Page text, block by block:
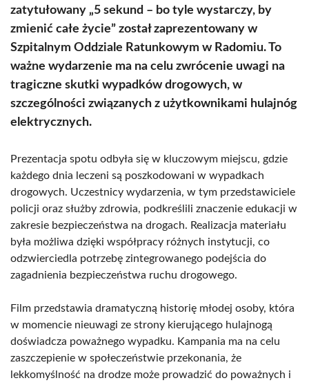
zatytułowany „5 sekund – bo tyle wystarczy, by
zmienić całe życie” został zaprezentowany w
Szpitalnym Oddziale Ratunkowym w Radomiu. To
ważne wydarzenie ma na celu zwrócenie uwagi na
tragiczne skutki wypadków drogowych, w
szczególności związanych z użytkownikami hulajnóg
elektrycznych.
Prezentacja spotu odbyła się w kluczowym miejscu, gdzie
każdego dnia leczeni są poszkodowani w wypadkach
drogowych. Uczestnicy wydarzenia, w tym przedstawiciele
policji oraz służby zdrowia, podkreślili znaczenie edukacji w
zakresie bezpieczeństwa na drogach. Realizacja materiału
była możliwa dzięki współpracy różnych instytucji, co
odzwierciedla potrzebę zintegrowanego podejścia do
zagadnienia bezpieczeństwa ruchu drogowego.
Film przedstawia dramatyczną historię młodej osoby, która
w momencie nieuwagi ze strony kierującego hulajnogą
doświadcza poważnego wypadku. Kampania ma na celu
zaszczepienie w społeczeństwie przekonania, że
lekkomyślność na drodze może prowadzić do poważnych i